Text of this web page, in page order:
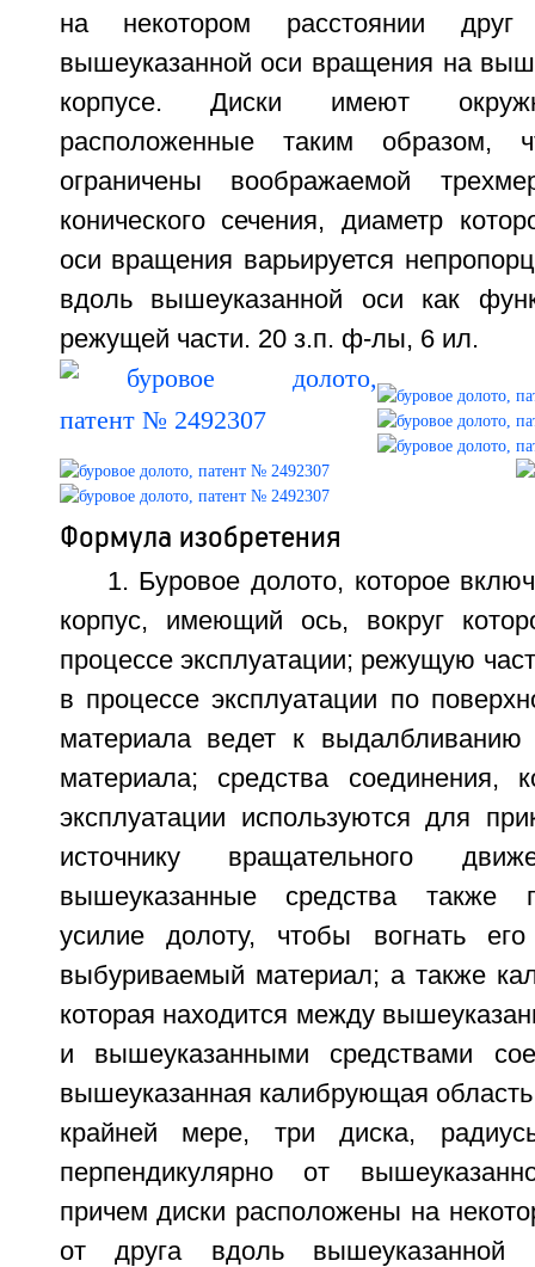
на некотором расстоянии
вышеуказанной оси вращения на
корпусе. Диски имеют
расположенные таким образом,
ограничены воображаемой
конического сечения, диаметр
оси вращения варьируется
вдоль вышеуказанной оси как
режущей части. 20 з.п. ф-лы, 6 ил.
Формула изобретения
1. Буровое долото, которое
корпус, имеющий ось, вокруг
процессе эксплуатации; режущую
в процессе эксплуатации по
материала ведет к выдалбливанию
материала; средства соединения,
эксплуатации используются для
источнику вращательного
вышеуказанные средства также
усилие долоту, чтобы вогнать
выбуриваемый материал; а также
которая находится между
и вышеуказанными средствами
вышеуказанная калибрующая
крайней мере, три диска,
перпендикулярно от
причем диски расположены на
от друга вдоль